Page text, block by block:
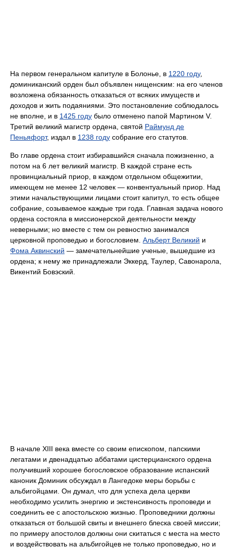
На первом генеральном капитуле в Болонье, в 1220 году,
доминиканский орден был объявлен нищенским: на его членов
возложена обязанность отказаться от всяких имуществ и
доходов и жить подаяниями. Это постановление соблюдалось
не вполне, и в 1425 году было отменено папой Мартином V.
Третий великий магистр ордена, святой Раймунд де
Пеньяфорт, издал в 1238 году собрание его статутов.
Во главе ордена стоит избиравшийся сначала пожизненно, а
потом на 6 лет великий магистр. В каждой стране есть
провинциальный приор, в каждом отдельном общежитии,
имеющем не менее 12 человек — конвентуальный приор. Над
этими начальствующими лицами стоит капитул, то есть общее
собрание, созываемое каждые три года. Главная задача нового
ордена состояла в миссионерской деятельности между
неверными; но вместе с тем он ревностно занимался
церковной проповедью и богословием. Альберт Великий и
Фома Аквинский — замечательнейшие ученые, вышедшие из
ордена; к нему же принадлежали Эккерд, Таулер, Савонарола,
Викентий Бовэский.
В начале XIII века вместе со своим епископом, папскими
легатами и двенадцатью аббатами цистерцианского ордена
получивший хорошее богословское образование испанский
каноник Доминик обсуждал в Лангедоке меры борьбы с
альбигойцами. Он думал, что для успеха дела церкви
необходимо усилить энергию и экстенсивность проповеди и
соединить ее с апостольскою жизнью. Проповедники должны
отказаться от большой свиты и внешнего блеска своей миссии;
по примеру апостолов должны они скитаться с места на место
и воздействовать на альбигойцев не только проповедью, но и